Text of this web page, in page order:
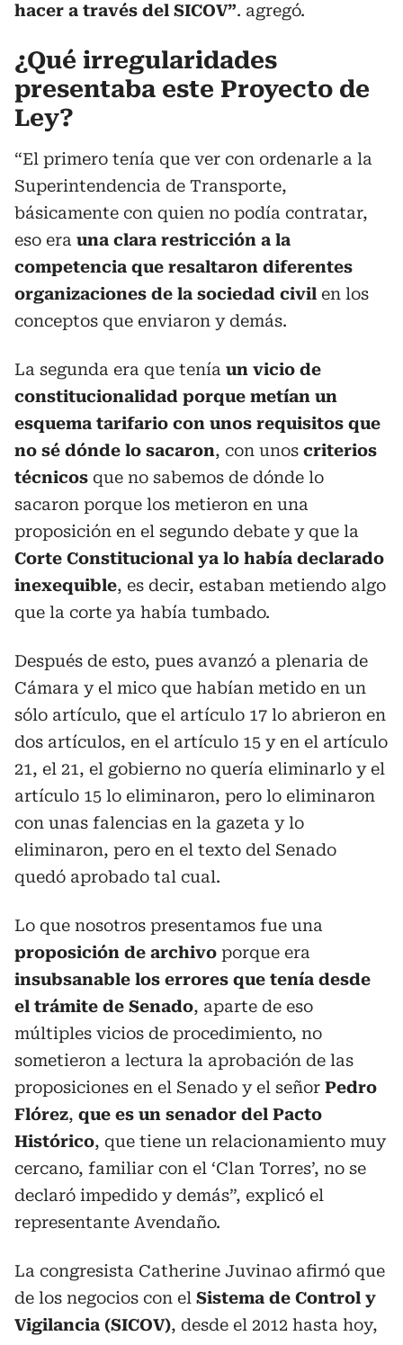
hacer a través del SICOV”. agregó.
¿Qué irregularidades
presentaba este Proyecto de
Ley?
“El primero tenía que ver con ordenarle a la
Superintendencia de Transporte,
básicamente con quien no podía contratar,
eso era una clara restricción a la
competencia que resaltaron diferentes
organizaciones de la sociedad civil en los
conceptos que enviaron y demás.
La segunda era que tenía un vicio de
constitucionalidad porque metían un
esquema tarifario con unos requisitos que
no sé dónde lo sacaron, con unos criterios
técnicos que no sabemos de dónde lo
sacaron porque los metieron en una
proposición en el segundo debate y que la
Corte Constitucional ya lo había declarado
inexequible, es decir, estaban metiendo algo
que la corte ya había tumbado.
Después de esto, pues avanzó a plenaria de
Cámara y el mico que habían metido en un
sólo artículo, que el artículo 17 lo abrieron en
dos artículos, en el artículo 15 y en el artículo
21, el 21, el gobierno no quería eliminarlo y el
artículo 15 lo eliminaron, pero lo eliminaron
con unas falencias en la gazeta y lo
eliminaron, pero en el texto del Senado
quedó aprobado tal cual.
Lo que nosotros presentamos fue una
proposición de archivo porque era
insubsanable los errores que tenía desde
el trámite de Senado, aparte de eso
múltiples vicios de procedimiento, no
sometieron a lectura la aprobación de las
proposiciones en el Senado y el señor Pedro
Flórez, que es un senador del Pacto
Histórico, que tiene un relacionamiento muy
cercano, familiar con el ‘Clan Torres’, no se
declaró impedido y demás”, explicó el
representante Avendaño.
La congresista Catherine Juvinao afirmó que
de los negocios con el Sistema de Control y
Vigilancia (SICOV), desde el 2012 hasta hoy,